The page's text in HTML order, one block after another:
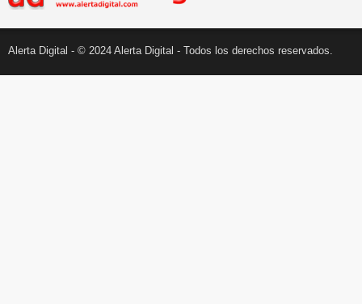
Alerta Digital - © 2024 Alerta Digital - Todos los derechos reservados.